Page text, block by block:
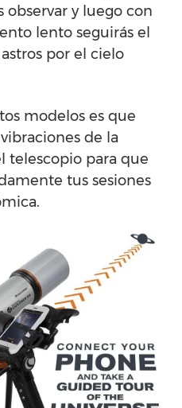
observar y luego con
lento seguirás el
por el cielo
modelos es que
de la
telescopio para que
tus sesiones